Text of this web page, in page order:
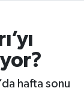
hafta sonu